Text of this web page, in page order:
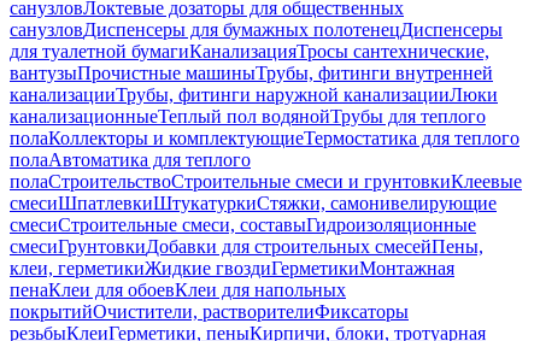
санузловЛоктевые дозаторы для общественных
санузловДиспенсеры для бумажных полотенецДиспенсеры
для туалетной бумагиКанализацияТросы сантехнические,
вантузыПрочистные машиныТрубы, фитинги внутренней
канализацииТрубы, фитинги наружной канализацииЛюки
канализационныеТеплый пол водянойТрубы для теплого
полаКоллекторы и комплектующиеТермостатика для теплого
полаАвтоматика для теплого
полаСтроительствоСтроительные смеси и грунтовкиКлеевые
смесиШпатлевкиШтукатуркиСтяжки, самонивелирующие
смесиСтроительные смеси, составыГидроизоляционные
смесиГрунтовкиДобавки для строительных смесейПены,
клеи, герметикиЖидкие гвоздиГерметикиМонтажная
пенаКлеи для обоевКлеи для напольных
покрытийОчистители, растворителиФиксаторы
резьбыКлеиГерметики, пеныКирпичи, блоки, тротуарная